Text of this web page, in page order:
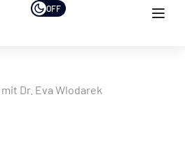
OFF
Dr. Eva Wlodarek